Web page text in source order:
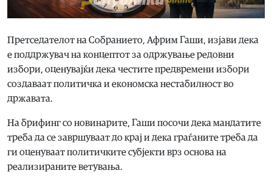
Претседателот на Собранието, Африм Гаши, изјави дека
е поддржувач на концептот за одржување редовни
избори, оценувајќи дека честите предвремени избори
создаваат политичка и економска нестабилност во
државата.
На брифинг со новинарите, Гаши посочи дека мандатите
треба да се завршуваат до крај и дека граѓаните треба да
ги оценуваат политичките субјекти врз основа на
реализираните ветувања.